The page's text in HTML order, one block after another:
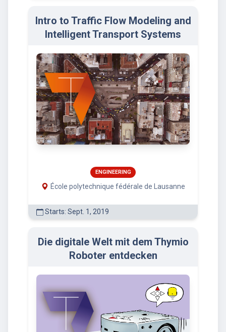
Intro to Traffic Flow Modeling and
Intelligent Transport Systems
ENGINEERING
École polytechnique fédérale de Lausanne
Starts: Sept. 1, 2019
Die digitale Welt mit dem Thymio
Roboter entdecken